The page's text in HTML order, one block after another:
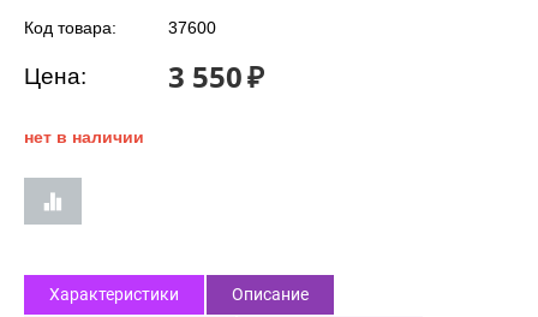
Код товара: 37600
Цена: 3 550₽
нет в наличии
Характеристики Описание